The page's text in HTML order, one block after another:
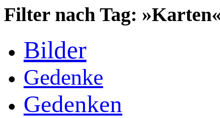
Filter nach Tag:
Bilder
Gedenke
Gedenken